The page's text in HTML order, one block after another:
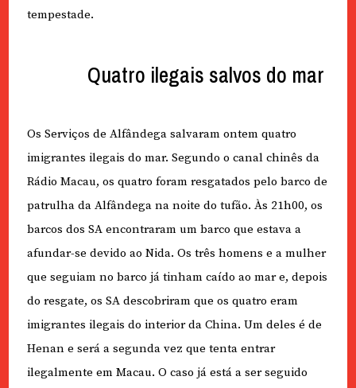
tempestade.
Quatro ilegais salvos do mar
Os Serviços de Alfândega salvaram ontem quatro
imigrantes ilegais do mar. Segundo o canal chinês da
Rádio Macau, os quatro foram resgatados pelo barco de
patrulha da Alfândega na noite do tufão. Às 21h00, os
barcos dos SA encontraram um barco que estava a
afundar-se devido ao Nida. Os três homens e a mulher
que seguiam no barco já tinham caído ao mar e, depois
do resgate, os SA descobriram que os quatro eram
imigrantes ilegais do interior da China. Um deles é de
Henan e será a segunda vez que tenta entrar
ilegalmente em Macau. O caso já está a ser seguido